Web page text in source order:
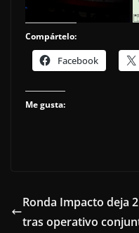
Compártelo:
Facebook
Me gusta:
Ronda Impacto deja
tras operativo